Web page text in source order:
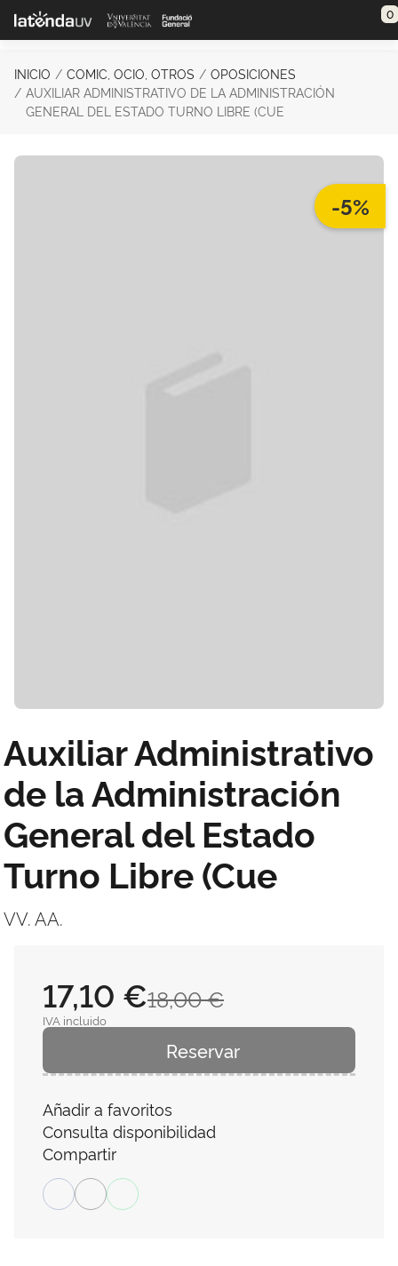
Saltar al contenido principal 0
INICIO COMIC, OCIO, OTROS
OPOSICIONES
AUXILIAR ADMINISTRATIVO DE LA ADMINISTRACIÓN
GENERAL DEL ESTADO TURNO LIBRE (CUE
-5%
Auxiliar Administrativo
de la Administración
General del Estado
Turno Libre (Cue
VV. AA.
18,00 €
17,10 €
IVA incluido
Reservar
Añadir a favoritos
Consulta disponibilidad
Compartir